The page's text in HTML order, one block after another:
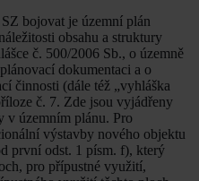
bojovat je územní plán
obsahu a struktury
č. 500/2006 Sb., o územně
dokumentaci a o
činnosti (dále též „vyhláška
č. 7. Zde jsou vyjádřeny
v územním plánu. Pro
výstavby nového objektu
první odst. 1 písm. f), který
pro přípustné využití,